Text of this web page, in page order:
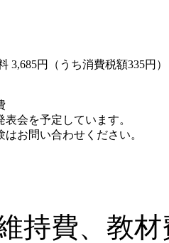
3,685円（うち消費税額335円
会を予定しています。
はお問い合わせください。
持費、教